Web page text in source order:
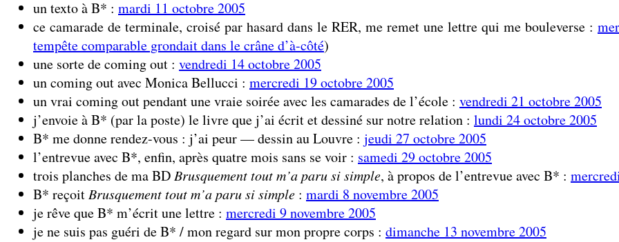
un texto à B* : mardi 11 octobre 2005
ce camarade de terminale, croisé par hasard dans le RER, me remet une lettre qui me bouleverse :
tempête comparable grondait dans le crâne d’à-côté)
une sorte de coming out : vendredi 14 octobre 2005
un coming out avec Monica Bellucci : mercredi 19 octobre 2005
un vrai coming out pendant une vraie soirée avec les camarades de l’école : vendredi 21 octobre 2005
j’envoie à B* (par la poste) le livre que j’ai écrit et dessiné sur notre relation : lundi 24 octobre 2005
B* me donne rendez-vous : j’ai peur — dessin au Louvre : jeudi 27 octobre 2005
l’entrevue avec B*, enfin, après quatre mois sans se voir : samedi 29 octobre 2005
trois planches de ma BD Brusquement tout m’a paru si simple, à propos de l’entrevue avec B* :
B* reçoit Brusquement tout m’a paru si simple : mardi 8 novembre 2005
je rêve que B* m’écrit une lettre : mercredi 9 novembre 2005
je ne suis pas guéri de B* / mon regard sur mon propre corps : dimanche 13 novembre 2005